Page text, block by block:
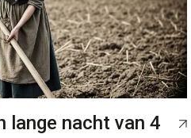
lange nacht van 4